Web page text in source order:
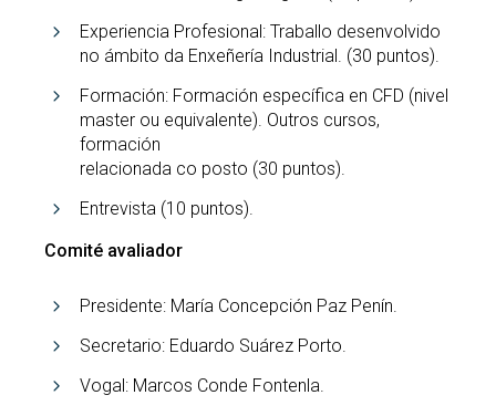
Experiencia Profesional: Traballo desenvolvido
no ámbito da Enxeñería Industrial. (30 puntos).
Formación: Formación específica en CFD (nivel
master ou equivalente). Outros cursos,
formación
relacionada co posto (30 puntos).
Entrevista (10 puntos).
Comité avaliador
Presidente: María Concepción Paz Penín.
Secretario: Eduardo Suárez Porto.
Vogal: Marcos Conde Fontenla.